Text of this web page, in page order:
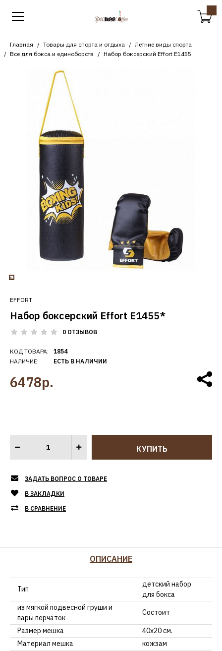
Главная Товары для спорта и отдыха
Летние виды спорта
Все для бокса и единоборств
Набор боксерский Effort E1455
EFFORT
Набор боксерский Effort E1455*
0 ОТЗЫВОВ
КОД ТОВАРА:
НАЛИЧИЕ:
1854
ЕСТЬ В НАЛИЧИИ
6478р.
ЗАДАТЬ ВОПРОС О ТОВАРЕ
В ЗАКЛАДКИ
В СРАВНЕНИЕ
ОПИСАНИЕ
Тип
детский набор
для бокса
из мягкой подвесной груши и
пары перчаток
Состоит
Размер мешка
40х20 см.
Материал мешка
кожзам